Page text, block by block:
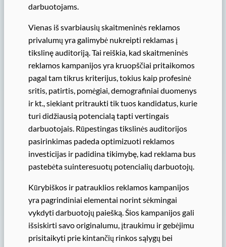
darbuotojams.
Vienas iš svarbiausių skaitmeninės reklamos
privalumų yra galimybė nukreipti reklamas į
tikslinę auditoriją. Tai reiškia, kad skaitmeninės
reklamos kampanijos yra kruopščiai pritaikomos
pagal tam tikrus kriterijus, tokius kaip profesinė
sritis, patirtis, pomėgiai, demografiniai duomenys
ir kt., siekiant pritraukti tik tuos kandidatus, kurie
turi didžiausią potencialą tapti vertingais
darbuotojais. Rūpestingas tikslinės auditorijos
pasirinkimas padeda optimizuoti reklamos
investicijas ir padidina tikimybę, kad reklama bus
pastebėta suinteresuotų potencialių darbuotojų.
Kūrybiškos ir patrauklios reklamos kampanijos
yra pagrindiniai elementai norint sėkmingai
vykdyti darbuotojų paiešką. Šios kampanijos gali
išsiskirti savo originalumu, įtraukimu ir gebėjimu
prisitaikyti prie kintančių rinkos sąlygų bei